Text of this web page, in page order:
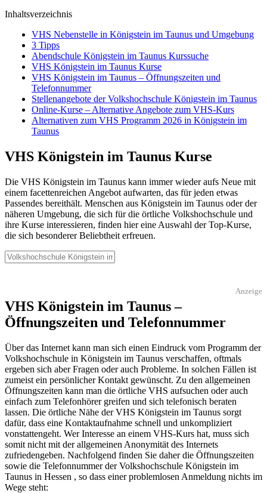
Inhaltsverzeichnis
VHS Nebenstelle in Königstein im Taunus und Umgebung
3 Tipps
Abendschule Königstein im Taunus Kurssuche
VHS Königstein im Taunus Kurse
VHS Königstein im Taunus – Öffnungszeiten und
Telefonnummer
Stellenangebote der Volkshochschule Königstein im Taunus
Online-Kurse – Alternative Angebote zum VHS-Kurs
Alternativen zum VHS Programm 2026 in Königstein im
Taunus
VHS Königstein im Taunus Kurse
Die VHS Königstein im Taunus kann immer wieder aufs Neue mit
einem facettenreichen Angebot aufwarten, das für jeden etwas
Passendes bereithält. Menschen aus Königstein im Taunus oder der
näheren Umgebung, die sich für die örtliche Volkshochschule und
ihre Kurse interessieren, finden hier eine Auswahl der Top-Kurse,
die sich besonderer Beliebtheit erfreuen.
Anzeige
VHS Königstein im Taunus –
Öffnungszeiten und Telefonnummer
Über das Internet kann man sich einen Eindruck vom Programm der
Volkshochschule in Königstein im Taunus verschaffen, oftmals
ergeben sich aber Fragen oder auch Probleme. In solchen Fällen ist
zumeist ein persönlicher Kontakt gewünscht. Zu den allgemeinen
Öffnungszeiten kann man die örtliche VHS aufsuchen oder auch
einfach zum Telefonhörer greifen und sich telefonisch beraten
lassen. Die örtliche Nähe der VHS Königstein im Taunus sorgt
dafür, dass eine Kontaktaufnahme schnell und unkompliziert
vonstattengeht. Wer Interesse an einem VHS-Kurs hat, muss sich
somit nicht mit der allgemeinen Anonymität des Internets
zufriedengeben. Nachfolgend finden Sie daher die Öffnungszeiten
sowie die Telefonnummer der Volkshochschule Königstein im
Taunus in Hessen , so dass einer problemlosen Anmeldung nichts im
Wege steht: